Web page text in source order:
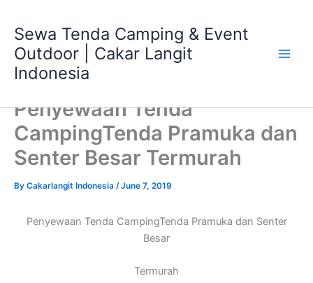
content
Sewa Tenda Camping & Event
Outdoor | Cakar Langit
Indonesia
Penyewaan Tenda
CampingTenda Pramuka dan
Senter Besar Termurah
By Cakarlangit Indonesia /June 7, 2019
Penyewaan Tenda CampingTenda Pramuka dan Senter
Besar
Termurah